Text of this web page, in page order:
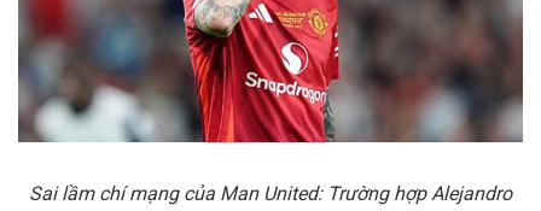
Sai lầm chí mạng của Man United: Trường hợp Alejandro